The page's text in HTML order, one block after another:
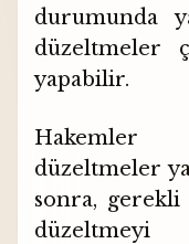
durumunda
düzeltmeler
yapabilir.
Hakemler
düzeltmeler
sonra,